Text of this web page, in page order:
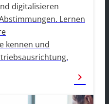
digitalisieren
Lernen
kennen und
chevron_right